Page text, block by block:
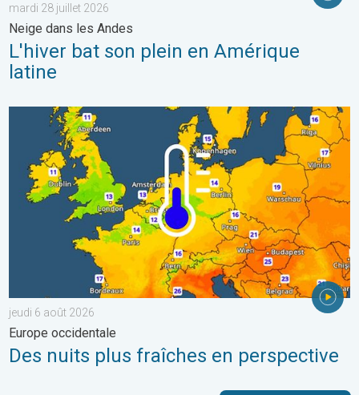
mardi 28 juillet 2026
Neige dans les Andes
L'hiver bat son plein en Amérique
latine
Des nuits plus fraîches en perspective. Europe occidentale. . .
jeudi 6 août 2026
Europe occidentale
Des nuits plus fraîches en perspective